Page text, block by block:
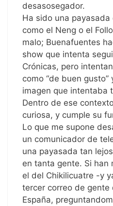
desasosegador.
Ha sido una
como el Neng o el
malo; Buenafuentes
show que intenta
Crónicas, pero
como “de buen gusto”
imagen que intentaba
Dentro de ese
curiosa, y cumple su
Lo que me supone
un comunicador de
una payasada tan
en tanta gente. Si han
el del Chikilicuatre -y
tercer correo de gente
España,